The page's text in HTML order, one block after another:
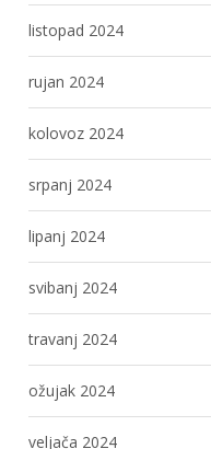
listopad 2024
rujan 2024
kolovoz 2024
srpanj 2024
lipanj 2024
svibanj 2024
travanj 2024
ožujak 2024
veljača 2024